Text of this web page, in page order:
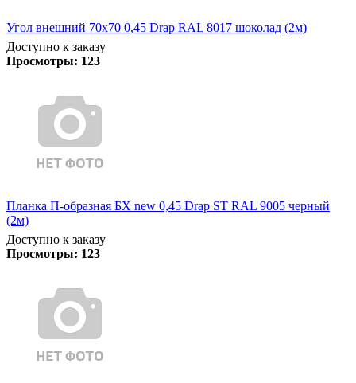
Угол внешний 70х70 0,45 Drap RAL 8017 шоколад (2м)
Доступно к заказу
Просмотры: 123
Планка П-образная БХ new 0,45 Drap ST RAL 9005 черный
(2м)
Доступно к заказу
Просмотры: 123